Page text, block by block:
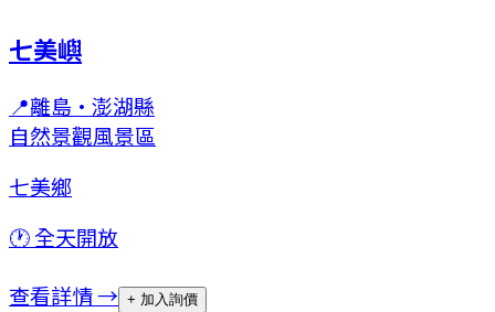
七美嶼
📍離島 · 澎湖縣
自然景觀風景區
七美鄉
🕐全天開放
查看詳情 → + 加入詢價